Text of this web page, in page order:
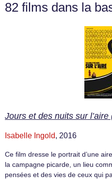
82 films dans la
Jours et des nuits sur l’aire
Isabelle Ingold, 2016
Ce film dresse le portrait d’une
la campagne picarde, un lieu
pensées et des vies de ceux qui